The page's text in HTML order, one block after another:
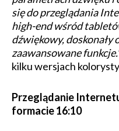
się do przeglądania
high-end wśród
dźwiękowy, doskonały
zaawansowane
kilku wersjach
Przeglądanie
formacie 16:10